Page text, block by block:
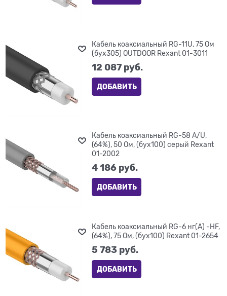
Кабель коаксиальный RG-11U, 75 Ом
(бух305) OUTDOOR Rexant 01-3011
12 087 руб.
ДОБАВИТЬ
Кабель коаксиальный RG-58 A/U,
(64%), 50 Ом, (бух100) серый Rexant
01-2002
4 186 руб.
ДОБАВИТЬ
Кабель коаксиальный RG-6 нг(А) -HF,
(64%), 75 Ом, (бух100) Rexant 01-2654
5 783 руб.
ДОБАВИТЬ